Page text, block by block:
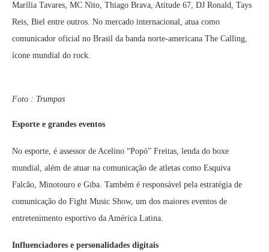
Marília Tavares, MC Nito, Thiago Brava, Atitude 67, DJ Ronald, Tays
Reis, Biel entre outros. No mercado internacional, atua como
comunicador oficial no Brasil da banda norte-americana The Calling,
ícone mundial do rock.
Foto : Trumpas
Esporte e grandes eventos
No esporte, é assessor de Acelino “Popó” Freitas, lenda do boxe
mundial, além de atuar na comunicação de atletas como Esquiva
Falcão, Minotouro e Giba. Também é responsável pela estratégia de
comunicação do Fight Music Show, um dos maiores eventos de
entretenimento esportivo da América Latina.
Influenciadores e personalidades digitais